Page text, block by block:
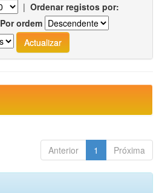
| Ordenar registos por:
Por ordem
Anterior 1 Próxima